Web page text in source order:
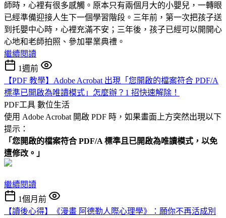
師時，心裡有很多感觸。原本只有兩個月大的小嬰兒，一轉眼
已經準備迎接人生下一個學習階段。三年前，第一次把孩子送
到托嬰中心時，心裡充滿不安；三年後，孩子已經可以開開心
心地和老師拍照、參加畢業典禮。
繼續閱讀
1週前
【PDF 教學】Adobe Acrobat 出現「您開啟的檔案符合 PDF/A
標準已開啟為唯讀模式」怎麼辦？1 招快速解除！
PDF工具 數位生活
使用 Adobe Acrobat 開啟 PDF 時，如果畫面上方突然出現以下
提示：
「您開啟的檔案符合 PDF/A 標準且已開啟為唯讀模式，以免
遭修改。」
繼續閱讀
1個月前
【讀後心得】《漫畫 阿德勒人際心理學》：願你不再活成別